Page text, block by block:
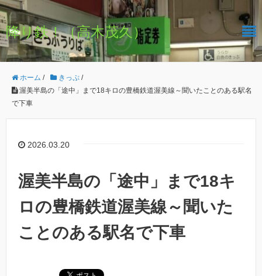
降り鉄！（高木茂久）
ホーム / きっぷ /
渥美半島の「途中」まで18キロの豊橋鉄道渥美線～聞いたことのある駅名
で下車
2026.03.20
渥美半島の「途中」まで18キ
ロの豊橋鉄道渥美線～聞いた
ことのある駅名で下車